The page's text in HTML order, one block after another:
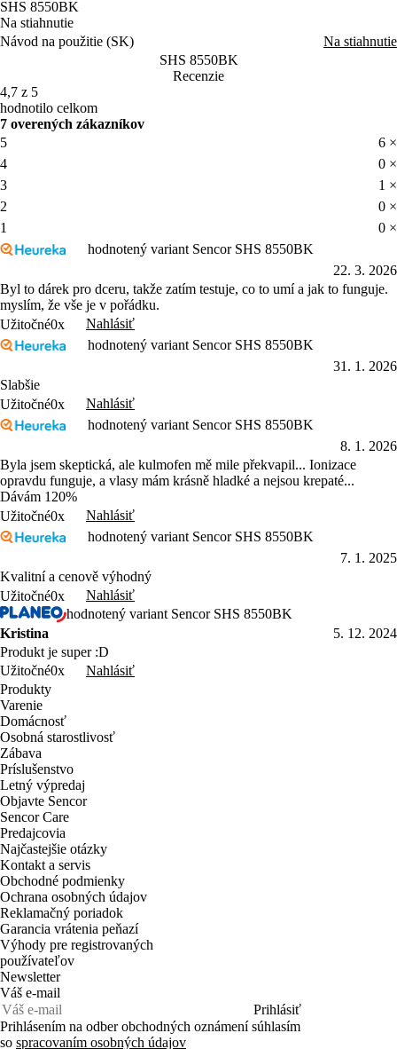
SHS 8550BK
Na stiahnutie
Návod na použitie (SK)
Na stiahnutie
SHS 8550BK
Recenzie
4,7 z 5
hodnotilo celkom
7 overených zákazníkov
5
6 ×
4
0 ×
3
1 ×
2
0 ×
1
0 ×
hodnotený variant Sencor SHS 8550BK
22. 3. 2026
Byl to dárek pro dceru, takže zatím testuje, co to umí a jak to funguje.
myslím, že vše je v pořádku.
Užitočné0x
Nahlásiť
hodnotený variant Sencor SHS 8550BK
31. 1. 2026
Slabšie
Užitočné0x
Nahlásiť
hodnotený variant Sencor SHS 8550BK
8. 1. 2026
Byla jsem skeptická, ale kulmofen mě mile překvapil... Ionizace
opravdu funguje, a vlasy mám krásně hladké a nejsou krepaté...
Dávám 120%
Užitočné0x
Nahlásiť
hodnotený variant Sencor SHS 8550BK
7. 1. 2025
Kvalitní a cenově výhodný
Užitočné0x
Nahlásiť
hodnotený variant Sencor SHS 8550BK
Kristina
5. 12. 2024
Produkt je super :D
Užitočné0x
Nahlásiť
Produkty
Varenie
Domácnosť
Osobná starostlivosť
Zábava
Príslušenstvo
Letný výpredaj
Objavte Sencor
Sencor Care
Predajcovia
Najčastejšie otázky
Kontakt a servis
Obchodné podmienky
Ochrana osobných údajov
Reklamačný poriadok
Garancia vrátenia peňazí
Výhody pre registrovaných
používateľov
Newsletter
Váš e-mail
Prihlásiť
Prihlásením na odber obchodných oznámení súhlasím
so spracovaním osobných údajov